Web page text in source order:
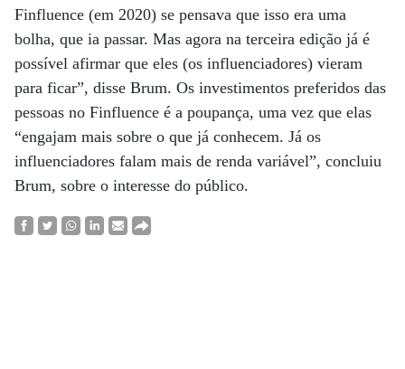
Finfluence (em 2020) se pensava que isso era uma
bolha, que ia passar. Mas agora na terceira edição já é
possível afirmar que eles (os influenciadores) vieram
para ficar”, disse Brum. Os investimentos preferidos das
pessoas no Finfluence é a poupança, uma vez que elas
“engajam mais sobre o que já conhecem. Já os
influenciadores falam mais de renda variável”, concluiu
Brum, sobre o interesse do público.